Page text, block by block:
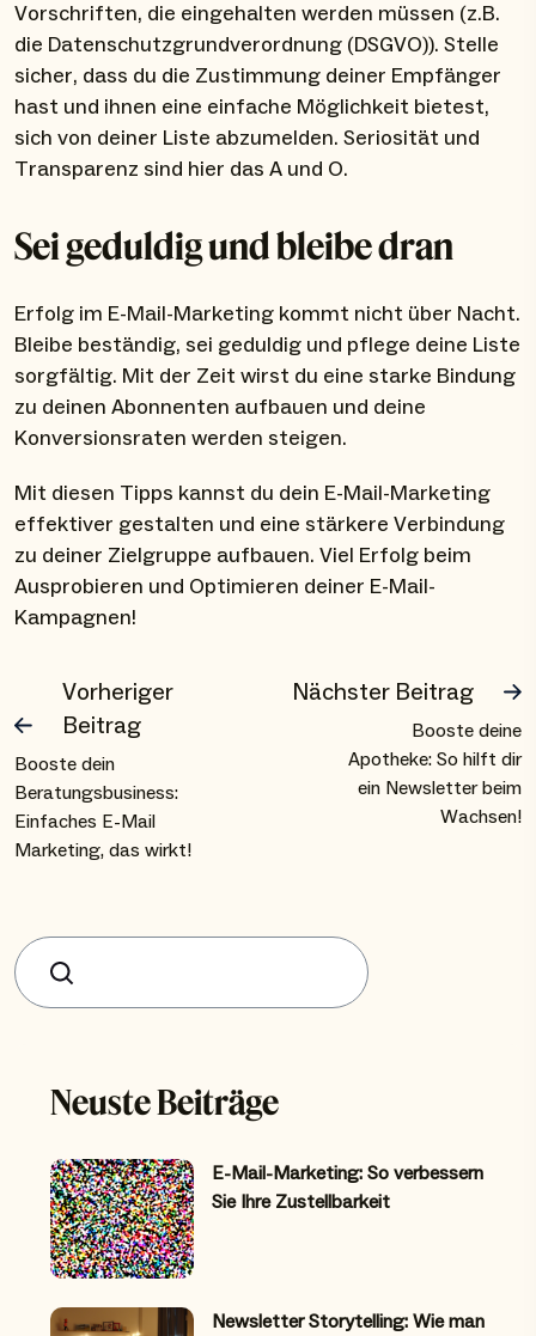
Vorschriften, die eingehalten werden müssen (z.B.
die Datenschutzgrundverordnung (DSGVO)). Stelle
sicher, dass du die Zustimmung deiner Empfänger
hast und ihnen eine einfache Möglichkeit bietest,
sich von deiner Liste abzumelden. Seriosität und
Transparenz sind hier das A und O.
Sei geduldig und bleibe dran
Erfolg im E-Mail-Marketing kommt nicht über Nacht.
Bleibe beständig, sei geduldig und pflege deine Liste
sorgfältig. Mit der Zeit wirst du eine starke Bindung
zu deinen Abonnenten aufbauen und deine
Konversionsraten werden steigen.
Mit diesen Tipps kannst du dein E-Mail-Marketing
effektiver gestalten und eine stärkere Verbindung
zu deiner Zielgruppe aufbauen. Viel Erfolg beim
Ausprobieren und Optimieren deiner E-Mail-
Kampagnen!
Vorheriger
Beitrag
Booste dein
Beratungsbusiness:
Einfaches E-Mail
Marketing, das wirkt!
Nächster Beitrag
Booste deine
Apotheke: So hilft dir
ein Newsletter beim
Wachsen!
Suchen
Neuste Beiträge
E-Mail-Marketing: So verbessern
Sie Ihre Zustellbarkeit
Newsletter Storytelling: Wie man